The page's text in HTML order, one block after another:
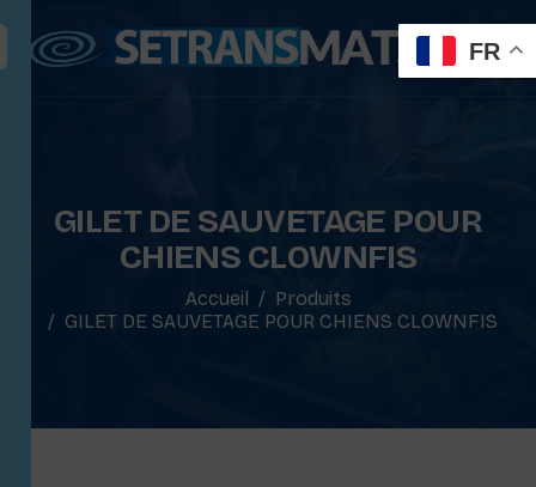
GILET DE SAUVETAGE POUR
CHIENS CLOWNFIS
Accueil
Produits
GILET DE SAUVETAGE POUR CHIENS CLOWNFIS
FR